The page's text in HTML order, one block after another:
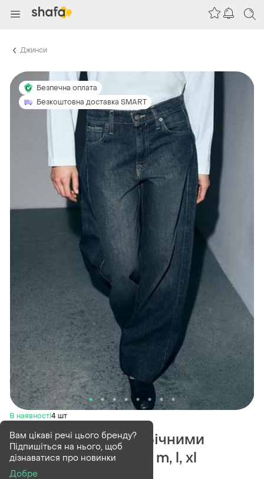
Джинси
Безпечна оплата
Безкоштовна доставка SMART
В наявності4 шт
Джинси wide leg з бічними
складками xs, xxs, s, m, l, xl
Вам цікаві речі цього бренду?
Підпишіться на нього, щоб
дізнаватися про новинки
Добре